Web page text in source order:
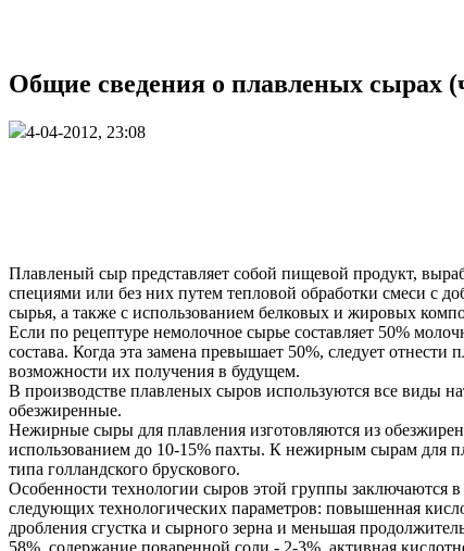
Общие сведения о плавленых сырах
4-04-2012, 23:08
Плавленый сыр представляет собой пищевой продукт,
специями или без них путем тепловой обработки смеси с
сырья, а также с использованием белковых и жировых
Если по рецептуре немолочное сырье составляет 50%
состава. Когда эта замена превышает 50%, следует
возможности их получения в будущем.
В производстве плавленых сыров используются все
обезжиренные.
Нежирные сыры для плавления изготовляются из
использованием до 10-15% пахты. К нежирным сырам для
типа голландского брускового.
Особенности технологии сыров этой группы
следующих технологических параметров: повышенная
дробления сгустка и сырного зерна и меньшая
58%, содержание поваренной соли - 2-3%, активная